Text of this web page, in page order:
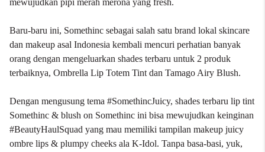
mewujudkan pipi merah merona yang fresh.
Baru-baru ini, Somethinc sebagai salah satu brand lokal skincare
dan makeup asal Indonesia kembali mencuri perhatian banyak
orang dengan mengeluarkan shades terbaru untuk 2 produk
terbaiknya, Ombrella Lip Totem Tint dan Tamago Airy Blush.
Dengan mengusung tema #SomethincJuicy, shades terbaru lip tint
Somethinc & blush on Somethinc ini bisa mewujudkan keinginan
#BeautyHaulSquad yang mau memiliki tampilan makeup juicy
ombre lips & plumpy cheeks ala K-Idol. Tanpa basa-basi, yuk,